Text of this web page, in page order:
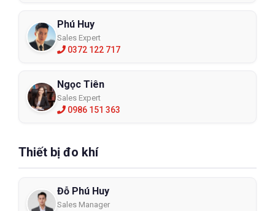
Phú Huy
Sales Expert
0372 122 717
Ngọc Tiên
Sales Expert
0986 151 363
Thiết bị đo khí
Đỗ Phú Huy
Sales Manager